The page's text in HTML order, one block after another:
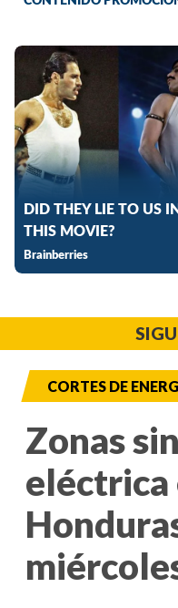
CORTES DE
Zonas
eléctrica